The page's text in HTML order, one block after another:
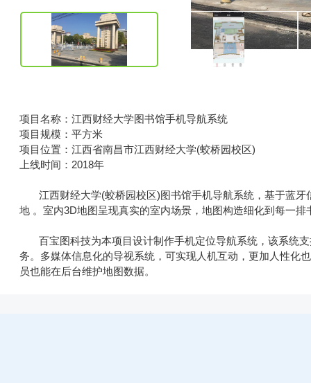
项目名称：江西财经大学图书馆手机导航系统
项目规模：平方米
项目位置：江西省南昌市江西财经大学(蛟桥园校区)
上线时间：2018年
江西财经大学(蛟桥园校区)图书馆手机导航系统，基于蓝牙
地 。室内3D地图呈现真实的室内场景，地图构造细化到每一
百宝图科技为本项目设计制作手机定位导航系统，该系统支
务。多媒体信息化的导视系统，可实现人机互动，更加人性化
员也能在后台维护地图数据。